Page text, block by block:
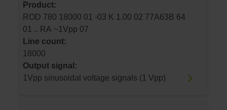
Product:
ROD 780 18000 01 -03 K 1.00 02 77A63B 64
01 .. RA ~1Vpp 07
Line count:
18000
Output signal:
1Vpp sinusoidal voltage signals (1 Vpp)